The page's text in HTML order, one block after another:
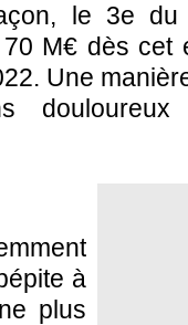
le 3e du
M€ dès cet
Une
à
plus